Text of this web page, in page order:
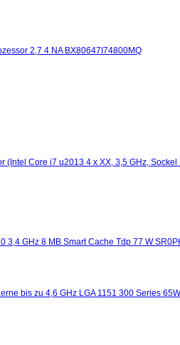
2,7 4 NA BX80647I74800MQ
(Intel Core i7 u2013 4 x XX, 3,5 GHz,
3,4 GHz 8 MB Smart Cache Tdp 77 W
bis zu 4,6 GHz LGA 1151 300 Series